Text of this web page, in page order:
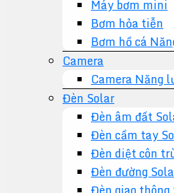
Máy bơm mini
Bơm hỏa tiễn
Bơm hồ cá
Camera
Camera Năng
Đèn Solar
Đèn âm đất
Đèn cầm tay
Đèn diệt côn
Đèn đường